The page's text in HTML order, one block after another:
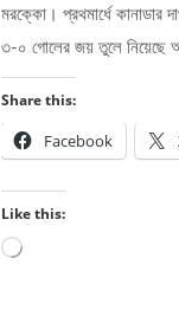
মরক্কো। প্রথমার্ধে কানাডার
৩-০ গোলের জয় তুলে নিয়েছে
Share this:
Facebook
Like this:
Loading…